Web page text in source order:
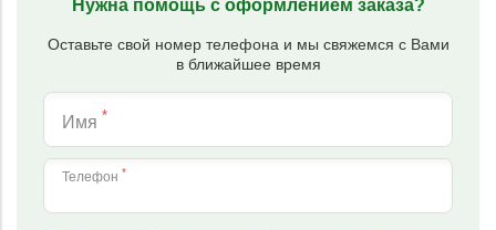
Нужна помощь с оформлением заказа?
Оставьте свой номер телефона и мы свяжемся с Вами
в ближайшее время
Имя *
Телефон *